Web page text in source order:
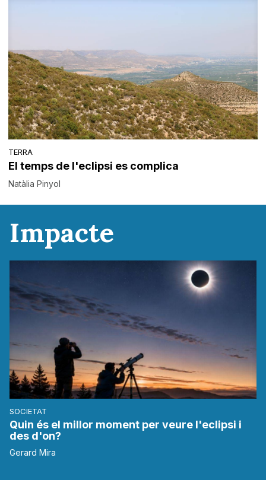
TERRA
El temps de l'eclipsi es complica
Natàlia Pinyol
Impacte
SOCIETAT
Quin és el millor moment per veure l'eclipsi i
des d'on?
Gerard Mira